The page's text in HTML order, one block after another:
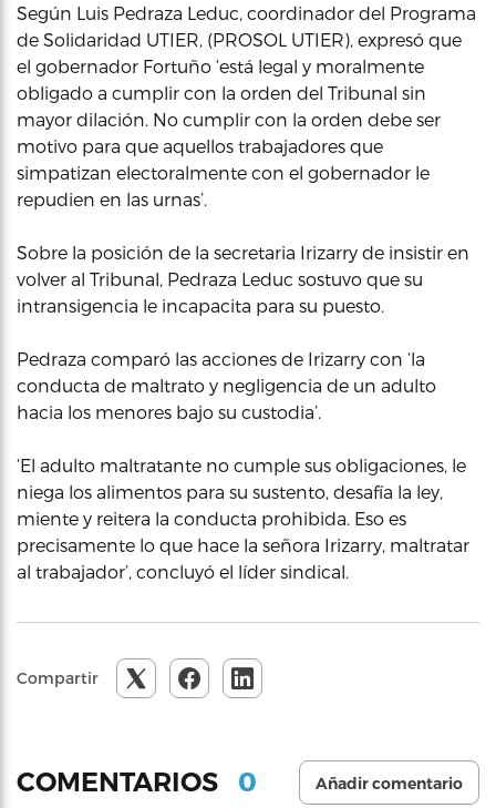
Según Luis Pedraza Leduc, coordinador del Programa
de Solidaridad UTIER, (PROSOL UTIER), expresó que
el gobernador Fortuño ‘está legal y moralmente
obligado a cumplir con la orden del Tribunal sin
mayor dilación. No cumplir con la orden debe ser
motivo para que aquellos trabajadores que
simpatizan electoralmente con el gobernador le
repudien en las urnas’.
Sobre la posición de la secretaria Irizarry de insistir en
volver al Tribunal, Pedraza Leduc sostuvo que su
intransigencia le incapacita para su puesto.
Pedraza comparó las acciones de Irizarry con ‘la
conducta de maltrato y negligencia de un adulto
hacia los menores bajo su custodia’.
‘El adulto maltratante no cumple sus obligaciones, le
niega los alimentos para su sustento, desafía la ley,
miente y reitera la conducta prohibida. Eso es
precisamente lo que hace la señora Irizarry, maltratar
al trabajador’, concluyó el líder sindical.
Compartir
COMENTARIOS 0 Añadir comentario